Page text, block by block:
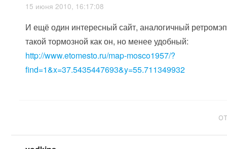
15 июня 2010, 16:17:08
И ещё один интересный сайт, аналогичный
такой тормозной как он, но менее удобный:
http://www.etomesto.ru/map-mosco1957/?
find=1&x=37.5435447693&y=55.711349932